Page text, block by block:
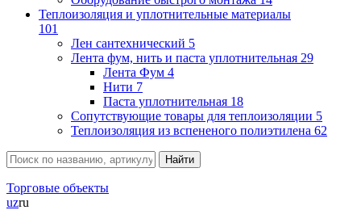
Теплоизоляция и уплотнительные материалы
101
Лен сантехнический 5
Лента фум, нить и паста уплотнительная 29
Лента Фум 4
Нити 7
Паста уплотнительная 18
Сопутствующие товары для теплоизоляции 5
Теплоизоляция из вспененого полиэтилена 62
Торговые объекты
uzru